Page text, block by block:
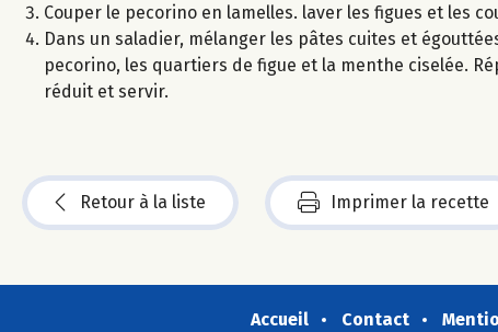
Couper le pecorino en lamelles. laver les figues et les
Dans un saladier, mélanger les pâtes cuites et
pecorino, les quartiers de figue et la menthe ciselée.
réduit et servir.
Retour à la liste Imprimer la recette
Accueil Contact